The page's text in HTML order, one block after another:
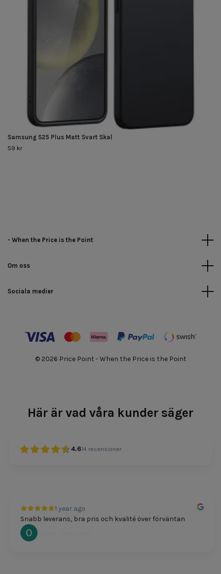
Samsung S25 Plus Matt Svart Skal
59 kr
- When the Price is the Point
Om oss
Sociala medier
© 2026 Price Point - When the Price is the Point
Här är vad våra kunder säger
4.614 recensioner
1 year ago
Snabb leverans, bra pris och kvalité över förväntan
Oscar Svensson